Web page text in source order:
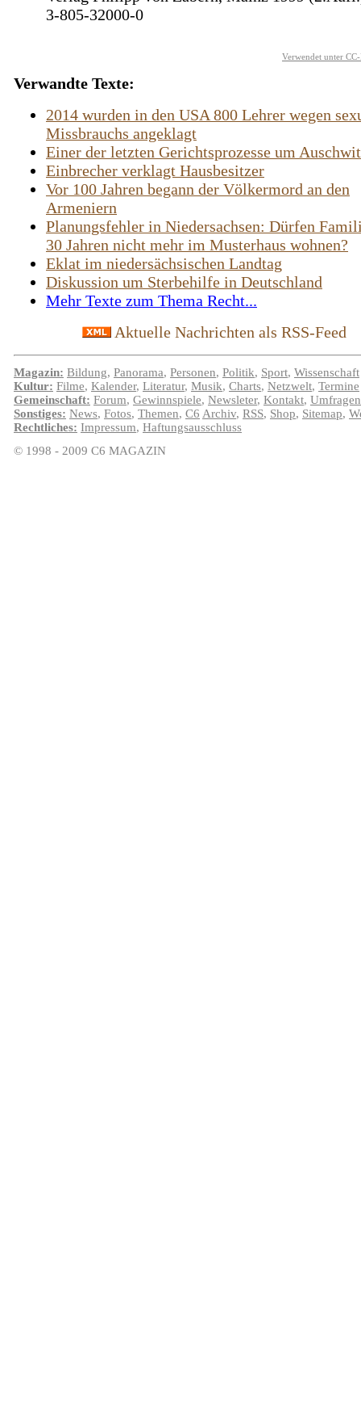
3-805-32000-0
Verwendet unter
Verwandte Texte:
2014 wurden in den USA 800 Lehrer wegen
Missbrauchs angeklagt
Einer der letzten Gerichtsprozesse um
Einbrecher verklagt Hausbesitzer
Vor 100 Jahren begann der Völkermord an den
Armeniern
Planungsfehler in Niedersachsen: Dürfen
30 Jahren nicht mehr im Musterhaus wohnen?
Eklat im niedersächsischen Landtag
Diskussion um Sterbehilfe in Deutschland
Mehr Texte zum Thema Recht...
Aktuelle Nachrichten als RSS-Feed
Magazin: Bildung, Panorama, Personen, Politik, Sport, Wissenschaft
Kultur: Filme, Kalender, Literatur, Musik, Charts, Netzwelt, Termine
Gemeinschaft: Forum, Gewinnspiele, Newsleter, Kontakt, Umfragen
Sonstiges: News, Fotos, Themen, C6 Archiv, RSS, Shop, Sitemap,
Rechtliches: Impressum, Haftungsausschluss
© 1998 - 2009 C6 MAGAZIN